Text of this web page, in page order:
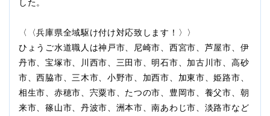
した。
〈〈兵庫県全域駆け付け対応致します！〉〉
ひょうご水道職人は神戸市、尼崎市、西宮市、芦屋市、伊
丹市、宝塚市、川西市、三田市、明石市、加古川市、高砂
市、西脇市、三木市、小野市、加西市、加東市、姫路市、
相生市、赤穂市、宍粟市、たつの市、豊岡市、養父市、朝
来市、篠山市、丹波市、洲本市、南あわじ市、淡路市など